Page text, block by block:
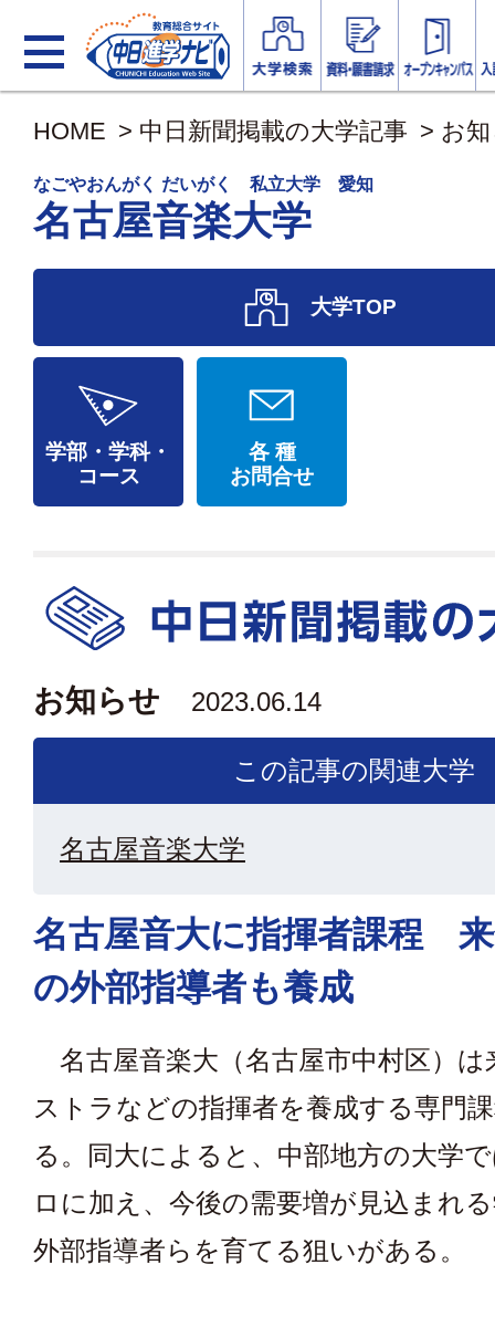
HOME > 中日新聞掲載の大学記事 > お
なごやおんがく だいがく 私立大学 愛知
名古屋音楽大学
大学TOP
学部・学科・
コース
各 種
お問合せ
お知らせ 2023.06.14
この記事の関連大学
名古屋音楽大学
名古屋音大に指揮者課程
の外部指導者も養成
名古屋音楽大（名古屋市中村区）は
ストラなどの指揮者を養成する専門
る。同大によると、中部地方の大学
ロに加え、今後の需要増が見込まれ
外部指導者らを育てる狙いがある。